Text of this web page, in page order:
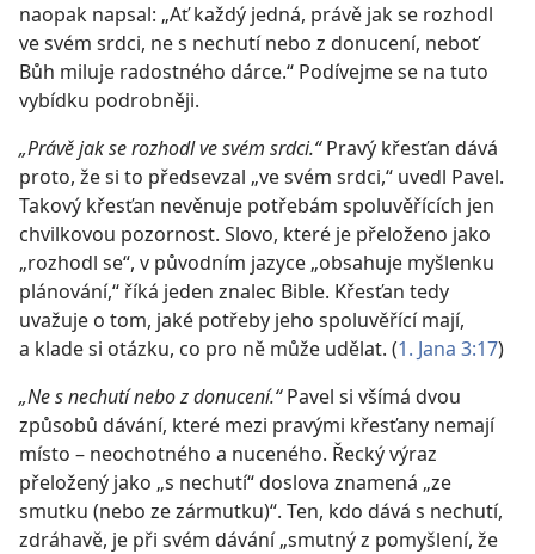
naopak napsal: „Ať každý jedná, právě jak se rozhodl
ve svém srdci, ne s nechutí nebo z donucení, neboť
Bůh miluje radostného dárce.“ Podívejme se na tuto
vybídku podrobněji.
„Právě jak se rozhodl ve svém srdci.“Pravý křesťan dává
proto, že si to předsevzal „ve svém srdci,“ uvedl Pavel.
Takový křesťan nevěnuje potřebám spoluvěřících jen
chvilkovou pozornost. Slovo, které je přeloženo jako
„rozhodl se“, v původním jazyce „obsahuje myšlenku
plánování,“ říká jeden znalec Bible. Křesťan tedy
uvažuje o tom, jaké potřeby jeho spoluvěřící mají,
a klade si otázku, co pro ně může udělat. (1. Jana 3:17)
„Ne s nechutí nebo z donucení.“Pavel si všímá dvou
způsobů dávání, které mezi pravými křesťany nemají
místo – neochotného a nuceného. Řecký výraz
přeložený jako „s nechutí“ doslova znamená „ze
smutku (nebo ze zármutku)“. Ten, kdo dává s nechutí,
zdráhavě, je při svém dávání „smutný z pomyšlení, že